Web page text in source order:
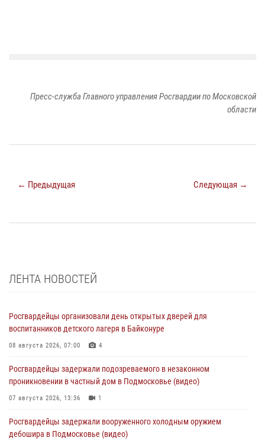
Пресс-служба Главного управления Росгвардии по Московской
области
← Предыдущая Следующая →
ЛЕНТА НОВОСТЕЙ
Росгвардейцы организовали день открытых дверей для
воспитанников детского лагеря в Байконуре
08 августа 2026, 07:00 4
Росгвардейцы задержали подозреваемого в незаконном
проникновении в частный дом в Подмосковье (видео)
07 августа 2026, 13:36 1
Росгвардейцы задержали вооруженного холодным оружием
дебошира в Подмосковье (видео)